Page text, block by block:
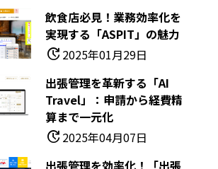
飲食店必見！業務効率化を
実現する「ASPIT」の魅力
update2025年01月29日
出張管理を革新する「AI
Travel」：申請から経費精
算まで一元化
update2025年04月07日
出張管理を効率化！「出張